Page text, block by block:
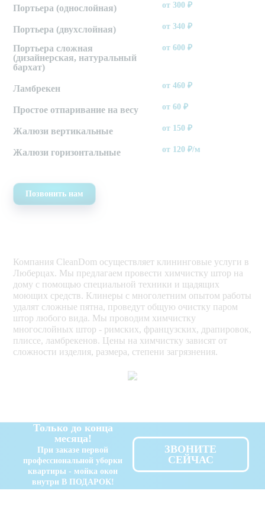
Портьера (однослойная) от 300 ₽
Портьера (двухслойная) от 340 ₽
Портьера сложная
(дизайнерская, натуральный
бархат)
от 600 ₽
Ламбрекен от 460 ₽
Простое отпаривание на весу от 60 ₽
Жалюзи вертикальные от 150 ₽
Жалюзи горизонтальные от 120 ₽/м
Позвонить нам
Компания CleanDom осуществляет клининговые услуги в
Люберцах. Мы предлагаем провести химчистку штор на
дому с помощью специальной техники и щадящих
моющих средств. Клинеры с многолетним опытом работы
удалят сложные пятна, проведут общую очистку паром
штор любого вида. Мы проводим химчистку
многослойных штор - римских, французских, драпировок,
плиссе, ламбрекенов. Цены на химчистку зависят от
сложности изделия, размера, степени загрязнения.
Только до конца
месяца!
При заказе первой
профессиональной уборки
квартиры - мойка окон
внутри В ПОДАРОК!
ЗВОНИТЕ
СЕЙЧАС